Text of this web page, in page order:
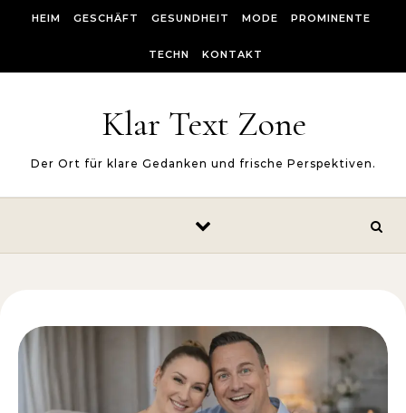
HEIM GESCHÄFT GESUNDHEIT MODE PROMINENTE
TECHN KONTAKT
Klar Text Zone
Der Ort für klare Gedanken und frische Perspektiven.